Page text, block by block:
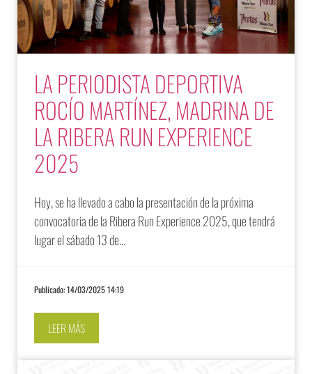
LA PERIODISTA DEPORTIVA
ROCÍO MARTÍNEZ, MADRINA DE
LA RIBERA RUN EXPERIENCE
2025
Hoy, se ha llevado a cabo la presentación de la próxima
convocatoria de la Ribera Run Experience 2025, que tendrá
lugar el sábado 13 de…
Publicado: 14/03/2025 14:19
LEER MÁS